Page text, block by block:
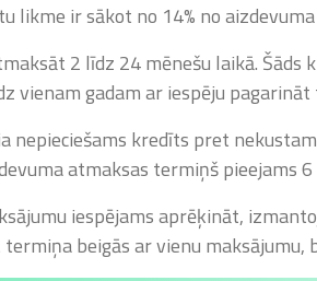
likme ir sākot no 14% no
2 līdz 24 mēnešu laikā.
vienam gadam ar iespēju pagarināt
nepieciešams kredīts pret
atmaksas termiņš pieejams
iespējams aprēķināt,
beigās ar vienu